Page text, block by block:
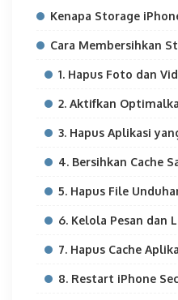
Kenapa Storage
Cara Membersihkan
1. Hapus Foto dan
2. Aktifkan
3. Hapus Aplikasi
4. Bersihkan Cache
5. Hapus File
6. Kelola Pesan dan
7. Hapus Cache
8. Restart iPhone